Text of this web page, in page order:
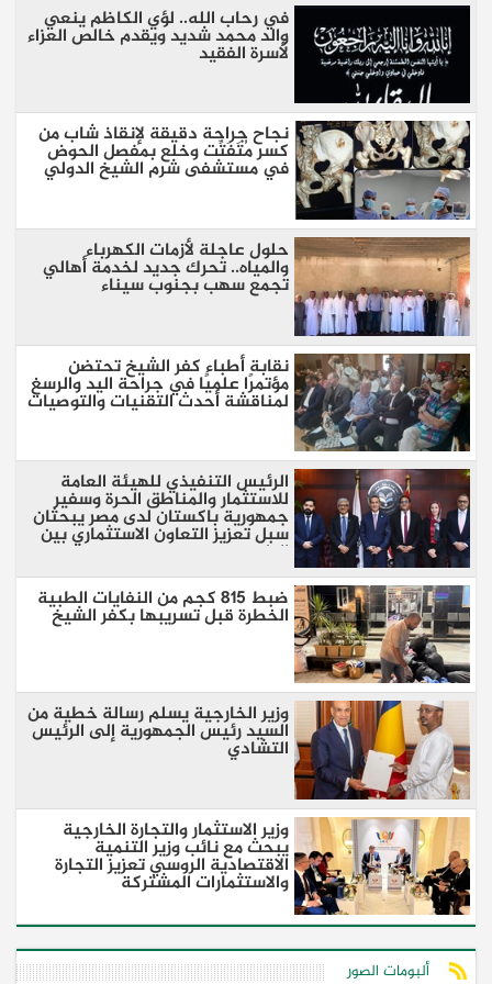
في رحاب الله.. لؤي الكاظم ينعي
والد محمد شديد ويقدم خالص العزاء
لأسرة الفقيد
نجاح جراحة دقيقة لإنقاذ شاب من
كسر مُتَفَتِّت وخلع بمفصل الحوض
في مستشفى شرم الشيخ الدولي
حلول عاجلة لأزمات الكهرباء
والمياه.. تحرك جديد لخدمة أهالي
تجمع سهب بجنوب سيناء
نقابة أطباء كفر الشيخ تحتضن
مؤتمرًا علميًا في جراحة اليد والرسغ
لمناقشة أحدث التقنيات والتوصيات
الرئيس التنفيذي للهيئة العامة
للاستثمار والمناطق الحرة وسفير
جمهورية باكستان لدى مصر يبحثان
سبل تعزيز التعاون الاستثماري بين
البلدين
ضبط 815 كجم من النفايات الطبية
الخطرة قبل تسريبها بكفر الشيخ
وزير الخارجية يسلم رسالة خطية من
السيد رئيس الجمهورية إلى الرئيس
التشادي
وزير الاستثمار والتجارة الخارجية
يبحث مع نائب وزير التنمية
الاقتصادية الروسي تعزيز التجارة
والاستثمارات المشتركة
ألبومات الصور